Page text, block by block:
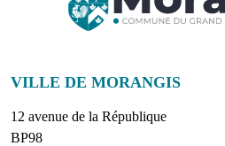
VILLE DE MORANGIS
12 avenue de la République
BP98